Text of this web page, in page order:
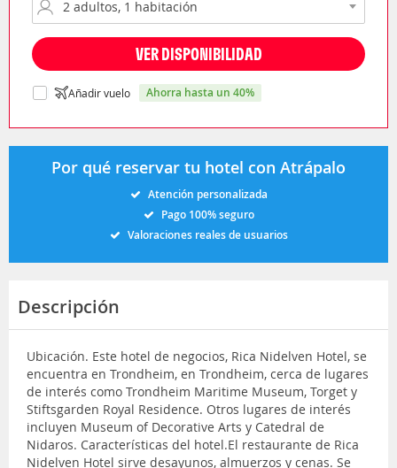
VER DISPONIBILIDAD
Añadir vuelo ahorra hasta un 40%
Por qué reservar tu hotel con Atrápalo
Atención personalizada
Pago 100% seguro
Valoraciones reales de usuarios
Descripción
Ubicación. Este hotel de negocios, Rica Nidelven Hotel, se
encuentra en Trondheim, en Trondheim, cerca de lugares
de interés como Trondheim Maritime Museum, Torget y
Stiftsgarden Royal Residence. Otros lugares de interés
incluyen Museum of Decorative Arts y Catedral de
Nidaros. Características del hotel.El restaurante de Rica
Nidelven Hotel sirve desayunos, almuerzos y cenas. Se